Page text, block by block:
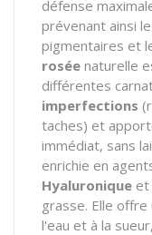
défense
prévenant ainsi
pigmentaires et
rosée naturelle
différentes
imperfections
taches) et
immédiat, sans
enrichie en
Hyaluronique et
grasse. Elle
l'eau et à la sueur,